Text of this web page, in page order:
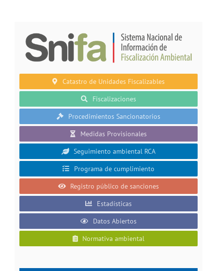
Catastro de Unidades Fiscalizables
Fiscalizaciones
Procedimientos Sancionatorios
Medidas Provisionales
Seguimiento ambiental RCA
Programa de cumplimiento
Registro público de sanciones
Estadísticas
Datos Abiertos
Normativa ambiental